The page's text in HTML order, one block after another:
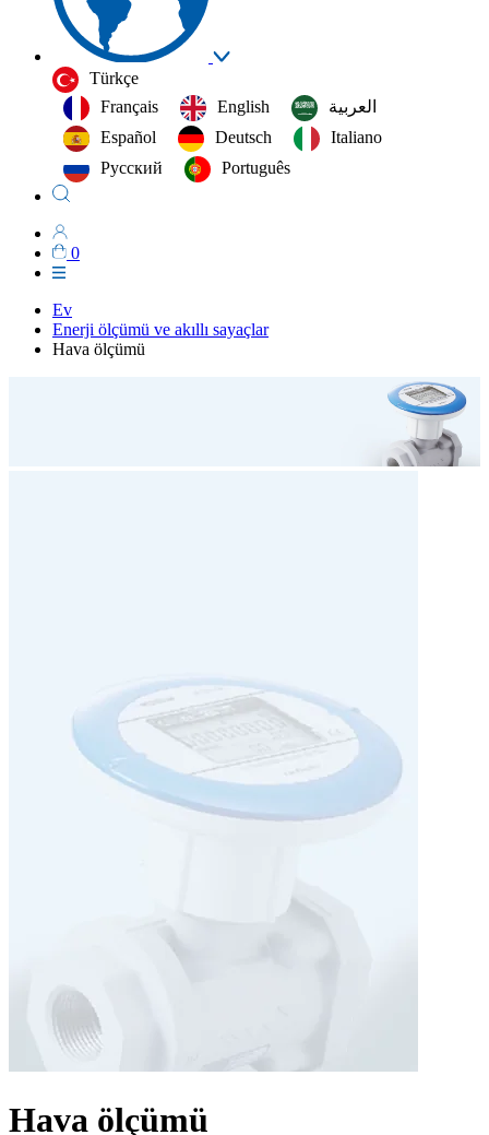
Türkçe
Français
English
العربية‏
Español
Deutsch
Italiano
Русский
Português
0
Ev
Enerji ölçümü ve akıllı sayaçlar
Hava ölçümü
Hava ölçümü